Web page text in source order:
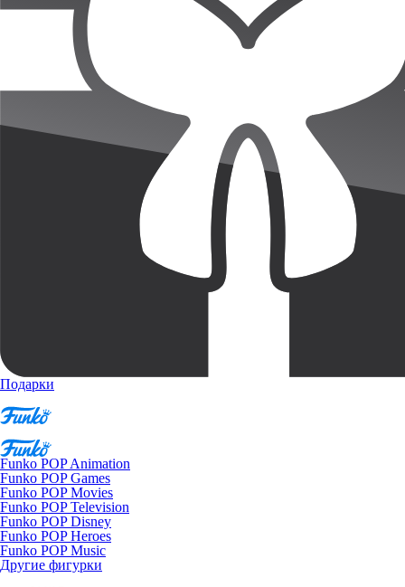
Подарки
Funko POP Animation
Funko POP Games
Funko POP Movies
Funko POP Television
Funko POP Disney
Funko POP Heroes
Funko POP Music
Другие фигурки